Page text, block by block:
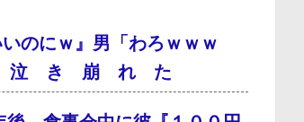
のにｗ』男「わろｗｗｗ
が 泣 き 崩 れ た